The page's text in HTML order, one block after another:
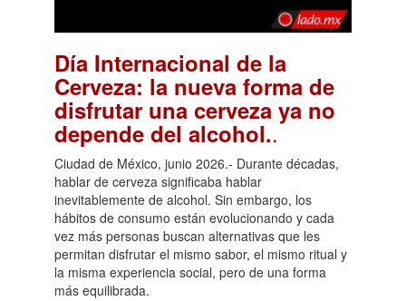
Día Internacional de la
Cerveza: la nueva forma de
disfrutar una cerveza ya no
depende del alcohol..
Ciudad de México, junio 2026.- Durante décadas,
hablar de cerveza significaba hablar
inevitablemente de alcohol. Sin embargo, los
hábitos de consumo están evolucionando y cada
vez más personas buscan alternativas que les
permitan disfrutar el mismo sabor, el mismo ritual y
la misma experiencia social, pero de una forma
más equilibrada.